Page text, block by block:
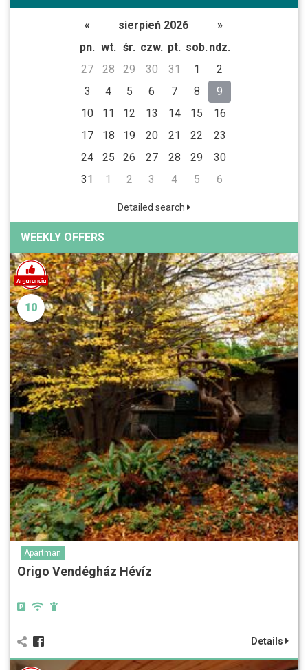
« sierpień 2026
»
pn. wt. śr. czw. pt. sob. ndz.
27
28 29 30 31 1
2
3
4 5 6 7 8
9
10
11 12 13 14 15
16
17
18 19 20 21 22
23
24
25 26 27 28 29
30
31
1 2 3 4 5 6
Detailed search
WEEKLY OFFERS
10
Apartman
Origo Vendégház Hévíz
Details